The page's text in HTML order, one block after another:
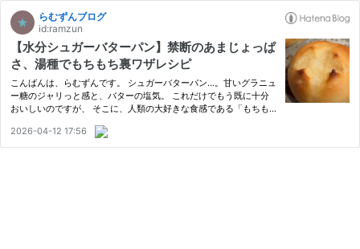
らむずんブログ
id:ramzun
【水分シュガーバターパン】禁断のあまじょっぱ
さ、湯種でもちもち裏ワザレシピ
こんばんは、らむずんです。 シュガーバターパン…。甘いグラニュ
ー糖のジャリっと感と、バターの塩気。 これだけでもう既に十分
おいしいのですが、 そこに、人類の大好きな食感である「もちも
方法を試してみました。これが大正解。 海外ではシナモンロール
を…
2026-04-12 17:56